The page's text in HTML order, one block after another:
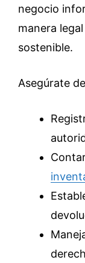
negocio
manera
sostenible.
Asegúrate